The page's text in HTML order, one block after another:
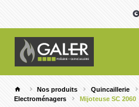
Nos produits Quincaillerie
Electroménagers
Mijoteuse SC 2060